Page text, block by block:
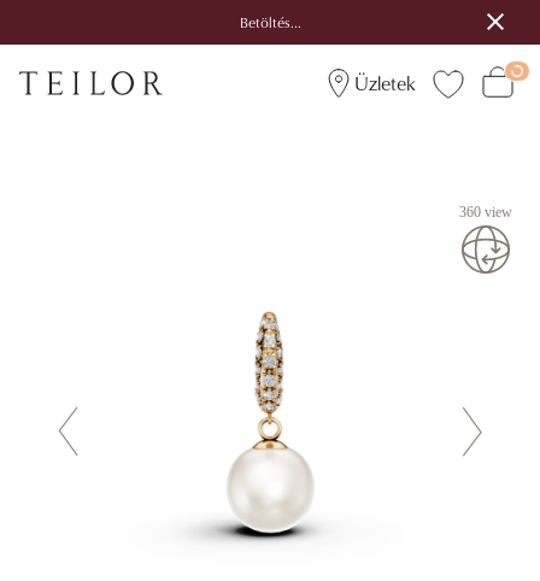
Betöltés...
Üzletek
360 view